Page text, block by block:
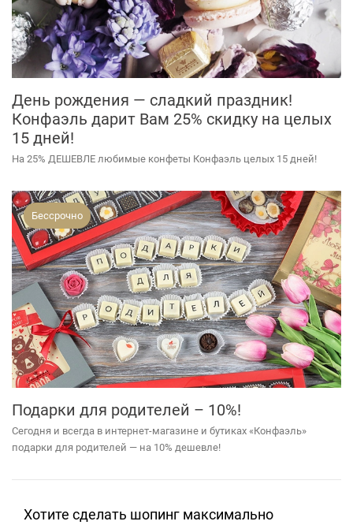
День рождения — сладкий праздник!
Конфаэль дарит Вам 25% скидку на целых
15 дней!
На 25% ДЕШЕВЛЕ любимые конфеты Конфаэль целых 15 дней!
Бессрочно
Подарки для родителей – 10%!
Сегодня и всегда в интернет-магазине и бутиках «Конфаэль»
подарки для родителей — на 10% дешевле!
Хотите сделать шопинг максимально